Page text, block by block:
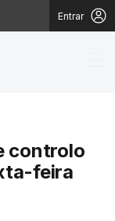
Entrar
controlo
feira